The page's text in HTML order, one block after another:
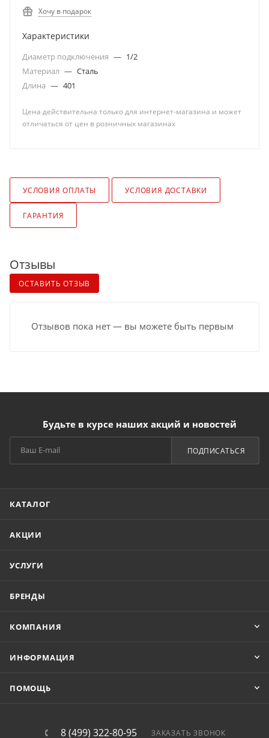
Хочу в подарок
Характеристики
Диаметр подключения — 1/2
Материал — Сталь
Длина — 401
Цена действительна только для интернет-магазина и может
отличаться от цен в розничных магазинах
УСЛОВИЯ ОПЛАТЫ УСЛОВИЯ ДОСТАВКИ
ГАРАНТИЯ
Отзывы
ОСТАВИТЬ ОТЗЫВ
Отзывов пока нет — вы можете быть первым
Будьте в курсе наших акций и новостей
ПОДПИСАТЬСЯ
КАТАЛОГ
АКЦИИ
УСЛУГИ
БРЕНДЫ
КОМПАНИЯ
ИНФОРМАЦИЯ
ПОМОЩЬ
8 (499) 322-80-95 ЗАКАЗАТЬ ЗВОНОК